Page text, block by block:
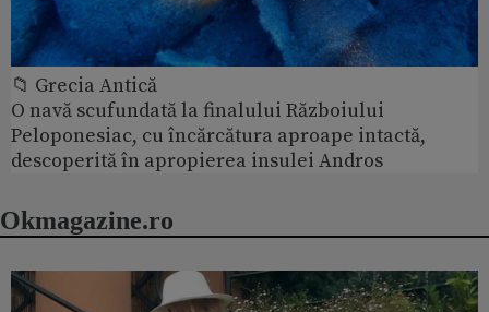
📁 Grecia Antică
O navă scufundată la finalului Războiului
Peloponesiac, cu încărcătura aproape intactă,
descoperită în apropierea insulei Andros
Okmagazine.ro